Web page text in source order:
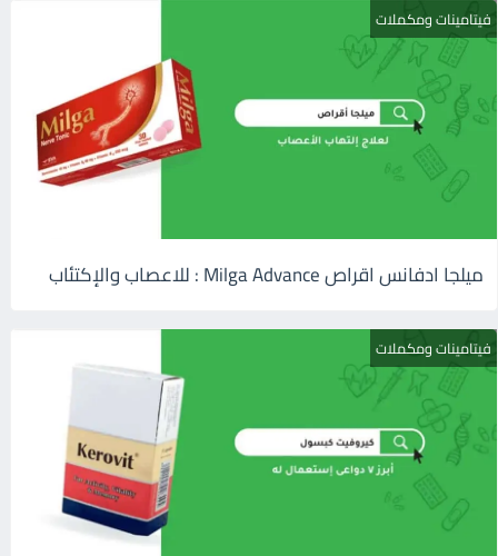
فيتامينات ومكملات
ميلجا ادفانس اقراص Milga Advance : للاعصاب والإكتئاب
فيتامينات ومكملات